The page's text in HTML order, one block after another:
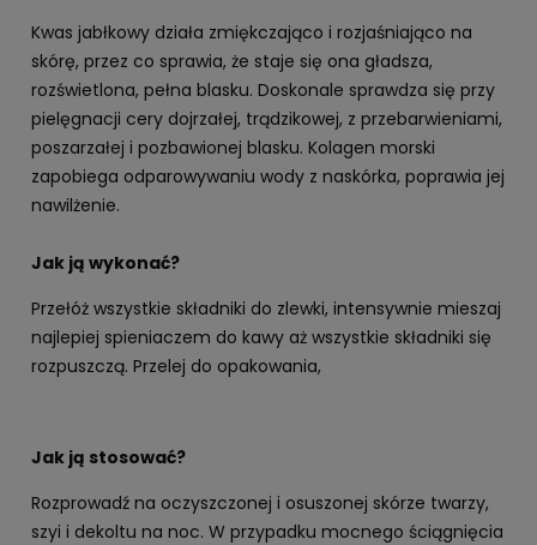
Kwas jabłkowy działa zmiękczająco i rozjaśniająco na
skórę, przez co sprawia, że staje się ona gładsza,
rozświetlona, pełna blasku. Doskonale sprawdza się przy
pielęgnacji cery dojrzałej, trądzikowej, z przebarwieniami,
poszarzałej i pozbawionej blasku. Kolagen morski
zapobiega odparowywaniu wody z naskórka, poprawia jej
nawilżenie.
Jak ją wykonać?
Przełóż wszystkie składniki do zlewki, intensywnie mieszaj
najlepiej spieniaczem do kawy aż wszystkie składniki się
rozpuszczą. Przelej do opakowania,
Jak ją stosować?
Rozprowadź na oczyszczonej i osuszonej skórze twarzy,
szyi i dekoltu na noc. W przypadku mocnego ściągnięcia